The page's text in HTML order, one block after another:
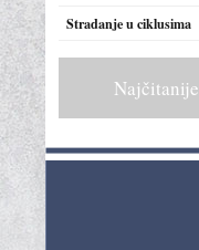
Stradanje u ciklusima
Najčitanije